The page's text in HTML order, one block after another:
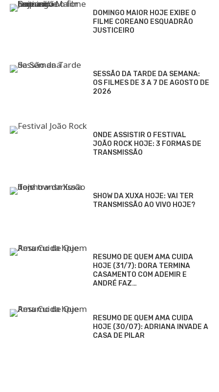
DOMINGO MAIOR HOJE EXIBE O
FILME COREANO ESQUADRÃO
JUSTICEIRO
SESSÃO DA TARDE DA SEMANA:
OS FILMES DE 3 A 7 DE AGOSTO DE
2026
ONDE ASSISTIR O FESTIVAL
JOÃO ROCK HOJE: 3 FORMAS DE
TRANSMISSÃO
SHOW DA XUXA HOJE: VAI TER
TRANSMISSÃO AO VIVO HOJE?
RESUMO DE QUEM AMA CUIDA
HOJE (31/7): DORA TERMINA
CASAMENTO COM ADEMIR E
ANDRÉ FAZ…
RESUMO DE QUEM AMA CUIDA
HOJE (30/07): ADRIANA INVADE A
CASA DE PILAR